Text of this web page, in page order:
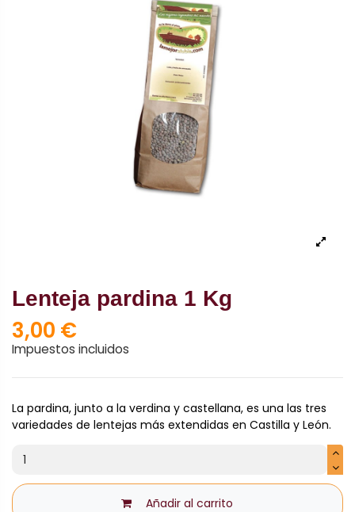
Lenteja pardina 1 Kg
3,00 €
Impuestos incluidos
La pardina, junto a la verdina y castellana, es una las tres
variedades de lentejas más extendidas en Castilla y León.
Añadir al carrito